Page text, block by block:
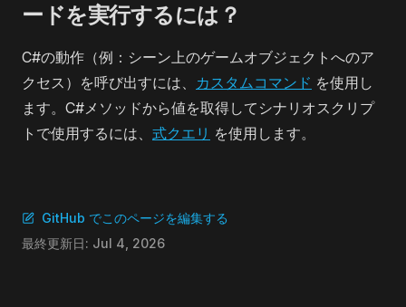
ードを実行するには？
C#の動作（例：シーン上のゲームオブジェクトへのア
クセス）を呼び出すには、 カスタムコマンド を使用し
ます。C#メソッドから値を取得してシナリオスクリプ
トで使用するには、 式クエリ を使用します。
GitHub でこのページを編集する
最終更新日: Jul 4, 2026